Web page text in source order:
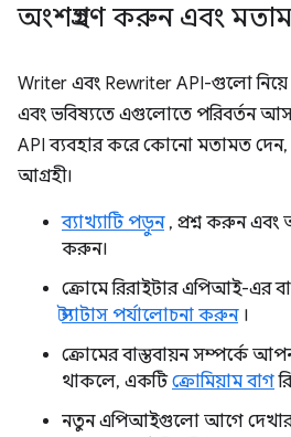
অংশগ্রহণ করুন এবং
Writer এবং Rewriter API-গুলো
এবং ভবিষ্যতে এগুলোতে পরিবর্তন
API ব্যবহার করে কোনো মতামত
আগ্রহী।
ব্যাখ্যাটি পড়ুন, প্রশ্ন করুন
করুন।
ক্রোমে রিরাইটার এপিআই-এর
স্ট্যাটাস পর্যালোচনা করুন।
ক্রোমের বাস্তবায়ন সম্পর্কে
থাকলে, একটিক্রোমিয়াম বাগ
নতুন এপিআইগুলো আগে